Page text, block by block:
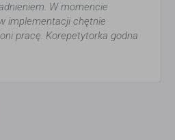
W momencie
implementacji chętnie
pracę. Korepetytorka godna